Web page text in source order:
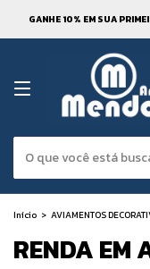
GANHE 10% EM SUA
Início > AVIAMENTOS
RENDA EM